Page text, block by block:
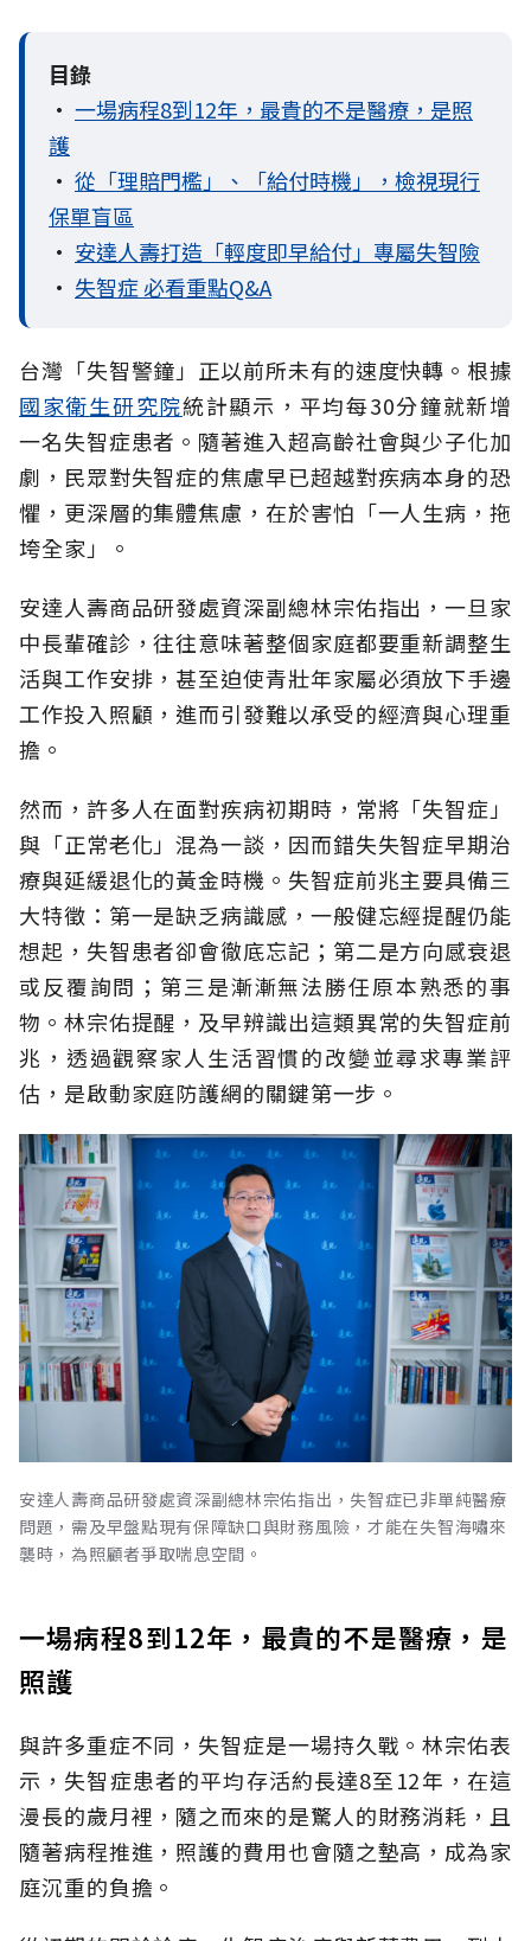
目錄
• 一場病程8到12年，最貴的不是醫療，是照
護
• 從「理賠門檻」、「給付時機」，檢視現行
保單盲區
• 安達人壽打造「輕度即早給付」專屬失智險
• 失智症 必看重點Q&A
台灣「失智警鐘」正以前所未有的速度快轉。根據
國家衛生研究院統計顯示，平均每30分鐘就新增
一名失智症患者。隨著進入超高齡社會與少子化加
劇，民眾對失智症的焦慮早已超越對疾病本身的恐
懼，更深層的集體焦慮，在於害怕「一人生病，拖
垮全家」。
安達人壽商品研發處資深副總林宗佑指出，一旦家
中長輩確診，往往意味著整個家庭都要重新調整生
活與工作安排，甚至迫使青壯年家屬必須放下手邊
工作投入照顧，進而引發難以承受的經濟與心理重
擔。
然而，許多人在面對疾病初期時，常將「失智症」
與「正常老化」混為一談，因而錯失失智症早期治
療與延緩退化的黃金時機。失智症前兆主要具備三
大特徵：第一是缺乏病識感，一般健忘經提醒仍能
想起，失智患者卻會徹底忘記；第二是方向感衰退
或反覆詢問；第三是漸漸無法勝任原本熟悉的事
物。林宗佑提醒，及早辨識出這類異常的失智症前
兆，透過觀察家人生活習慣的改變並尋求專業評
估，是啟動家庭防護網的關鍵第一步。
安達人壽商品研發處資深副總林宗佑指出，失智症已非單純醫療
問題，需及早盤點現有保障缺口與財務風險，才能在失智海嘯來
襲時，為照顧者爭取喘息空間。
一場病程8到12年，最貴的不是醫療，是
照護
與許多重症不同，失智症是一場持久戰。林宗佑表
示，失智症患者的平均存活約長達8至12年，在這
漫長的歲月裡，隨之而來的是驚人的財務消耗，且
隨著病程推進，照護的費用也會隨之墊高，成為家
庭沉重的負擔。